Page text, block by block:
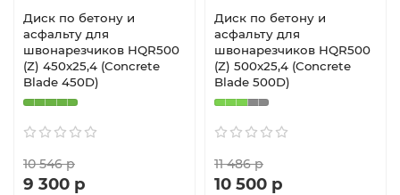
Диск по бетону и
асфальту для
швонарезчиков HQR500
(Z) 450x25,4 (Concrete
Blade 450D)
10 546 р
9 300 р
Диск по бетону и
асфальту для
швонарезчиков HQR500
(Z) 500x25,4 (Concrete
Blade 500D)
11 486 р
10 500 р